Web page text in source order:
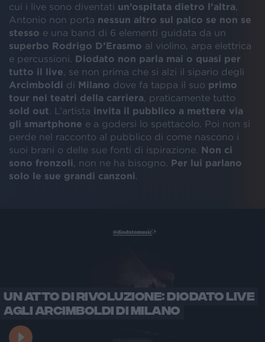
cui i live sono diventati un’ospitata dietro l’altra
Antonio non porta nessun altro sul palco se non se
stesso e una band di 6 elementi guidata da un
superbo Rodrigo D’Erasmo al violino, arpa elettrica
e percussioni.
Diodato non parla mai o quasi per
tutto il live , se non prima che si alzi il sipario degli
Arcimboldi
di Milano dove fa tappa il suo primo
tour nei teatri della carriera
praticamente tutto
sold out . L’artista invita il pubblico a mettere via
gli smartphone e a godersi lo spettacolo. Poi non si
perde nel racconto al pubblico di come nascono i
suoi brani o delle sue fonti di ispirazione.
Non ci
sono fronzoli
, non ne ha bisogno.
Per lui parlano
solo le sue grandi canzoni
UN ATTO DI RIVOLUZIONE: DIODATO LIVE
AGLI ARCIMBOLDI DI MILANO